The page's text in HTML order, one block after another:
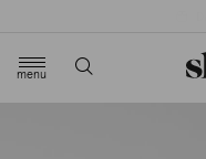
menu